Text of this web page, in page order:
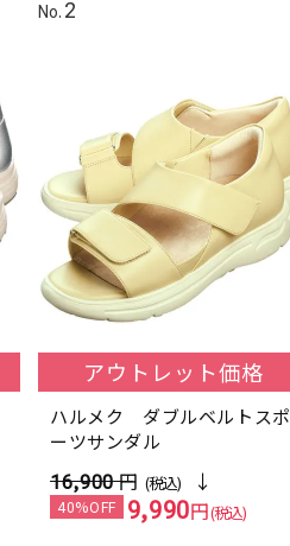
アウトレット価格
ハルメク ダブルベルトスポ
ーツサンダル
16,900円 (税込)
40%OFF 9,990円(税込)